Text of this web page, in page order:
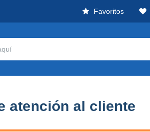
Favoritos
atención al cliente